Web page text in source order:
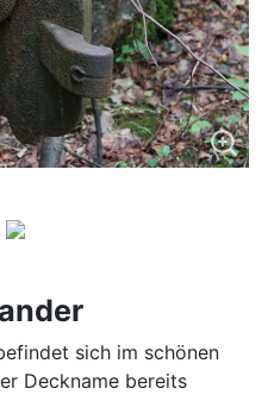
sich im schönen
Deckname bereits